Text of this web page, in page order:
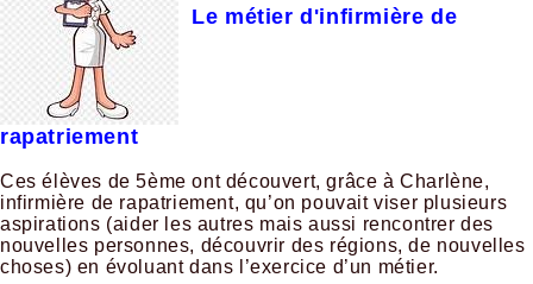
Le métier d'infirmière de
rapatriement
Ces élèves de 5ème ont découvert, grâce à Charlène,
infirmière de rapatriement, qu’on pouvait viser plusieurs
aspirations (aider les autres mais aussi rencontrer des
nouvelles personnes, découvrir des régions, de nouvelles
choses) en évoluant dans l’exercice d’un métier.